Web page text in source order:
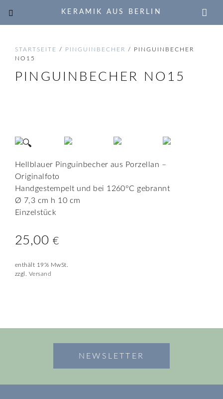
KERAMIK AUS BERLIN
STARTSEITE / PINGUINBECHER
/ PINGUINBECHER
NO15
🔍
PINGUINBECHER NO15
Hellblauer Pinguinbecher aus Porzellan –
Originalfoto
Handgestempelt und bei 1260°C gebrannt
Ø 7,3 cm h 10 cm
Einzelstück
25,00 €
enthält 19% MwSt.
zzgl. Versand
NEWSLETTER